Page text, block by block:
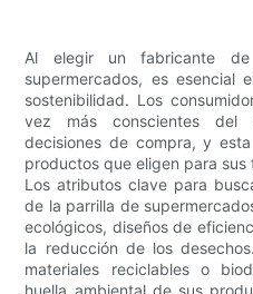
Al elegir un fabricante
supermercados, es esencial
sostenibilidad. Los
vez más conscientes del
decisiones de compra, y
productos que eligen para sus
Los atributos clave para
de la parrilla de
ecológicos, diseños de
la reducción de los
materiales reciclables o